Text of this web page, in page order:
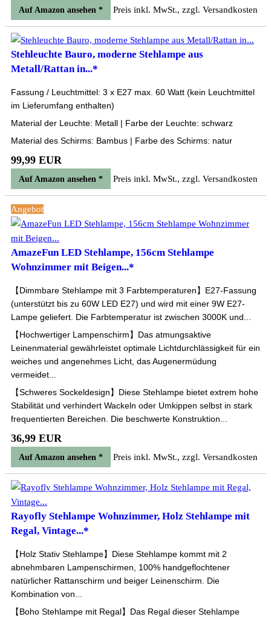
Auf Amazon ansehen * Preis inkl. MwSt., zzgl. Versandkosten
Stehleuchte Bauro, moderne Stehlampe aus
Metall/Rattan in...*
Fassung / Leuchtmittel: 3 x E27 max. 60 Watt (kein Leuchtmittel
im Lieferumfang enthalten)
Material der Leuchte: Metall | Farbe der Leuchte: schwarz
Material des Schirms: Bambus | Farbe des Schirms: natur
99,99 EUR
Auf Amazon ansehen * Preis inkl. MwSt., zzgl. Versandkosten
Angebot
AmazeFun LED Stehlampe, 156cm Stehlampe
Wohnzimmer mit Beigen...*
【Dimmbare Stehlampe mit 3 Farbtemperaturen】E27-Fassung
(unterstützt bis zu 60W LED E27) und wird mit einer 9W E27-
Lampe geliefert. Die Farbtemperatur ist zwischen 3000K und...
【Hochwertiger Lampenschirm】Das atmungsaktive
Leinenmaterial gewährleistet optimale Lichtdurchlässigkeit für ein
weiches und angenehmes Licht, das Augenermüdung
vermeidet...
【Schweres Sockeldesign】Diese Stehlampe bietet extrem hohe
Stabilität und verhindert Wackeln oder Umkippen selbst in stark
frequentierten Bereichen. Die beschwerte Konstruktion...
36,99 EUR
Auf Amazon ansehen * Preis inkl. MwSt., zzgl. Versandkosten
Rayofly Stehlampe Wohnzimmer, Holz Stehlampe mit
Regal, Vintage...*
【Holz Stativ Stehlampe】Diese Stehlampe kommt mit 2
abnehmbaren Lampenschirmen, 100% handgeflochtener
natürlicher Rattanschirm und beiger Leinenschirm. Die
Kombination von...
【Boho Stehlampe mit Regal】Das Regal dieser Stehlampe